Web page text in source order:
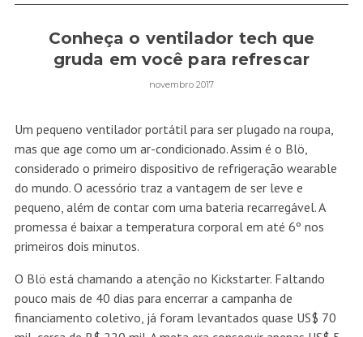
Conheça o ventilador tech que
gruda em você para refrescar
novembro 2017
Um pequeno ventilador portátil para ser plugado na roupa,
mas que age como um ar-condicionado. Assim é o Blö,
considerado o primeiro dispositivo de refrigeração wearable
do mundo. O acessório traz a vantagem de ser leve e
pequeno, além de contar com uma bateria recarregável. A
promessa é baixar a temperatura corporal em até 6º nos
primeiros dois minutos.
O Blö está chamando a atenção no Kickstarter. Faltando
pouco mais de 40 dias para encerrar a campanha de
financiamento coletivo, já foram levantados quase US$ 70